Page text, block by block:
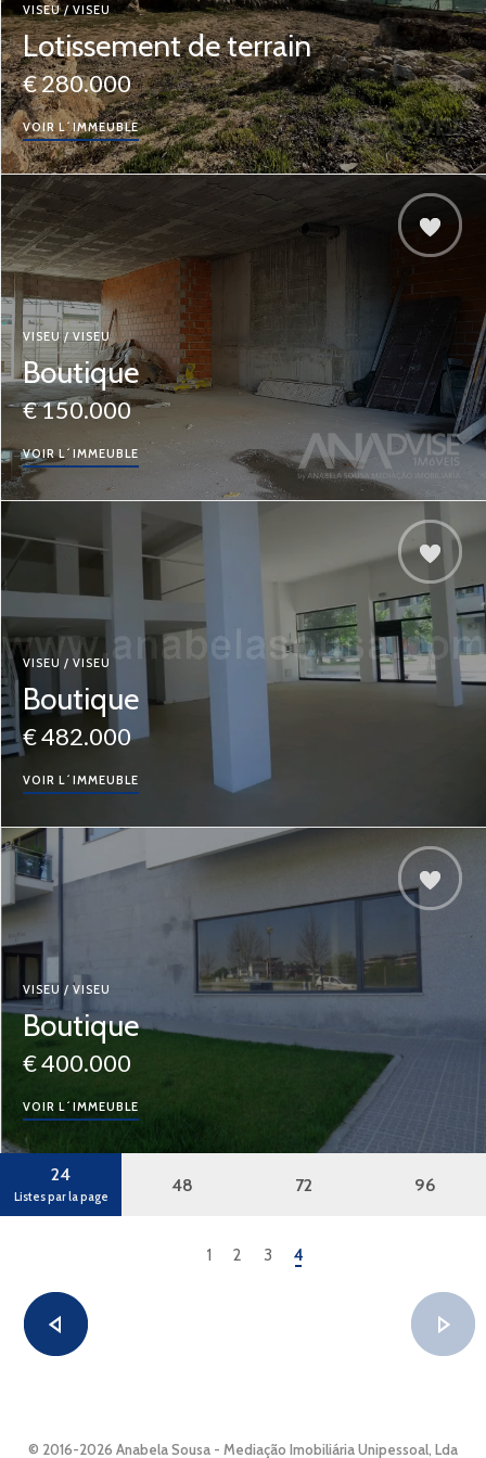
VISEU / VISEU
Lotissement de terrain
€ 280.000
VOIR L´IMMEUBLE
VISEU / VISEU
Boutique
€ 150.000
VOIR L´IMMEUBLE
VISEU / VISEU
Boutique
€ 482.000
VOIR L´IMMEUBLE
VISEU / VISEU
Boutique
€ 400.000
VOIR L´IMMEUBLE
24
Listes par la page
48 72 96
1 2 3 4
© 2016-2026 Anabela Sousa - Mediação Imobiliária Unipessoal, Lda